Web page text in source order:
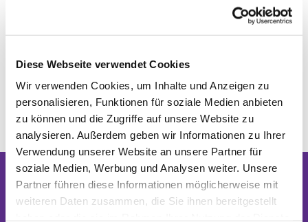
Diese Webseite verwendet Cookies
Wir verwenden Cookies, um Inhalte und Anzeigen zu
personalisieren, Funktionen für soziale Medien anbieten
zu können und die Zugriffe auf unsere Website zu
analysieren. Außerdem geben wir Informationen zu Ihrer
Verwendung unserer Website an unsere Partner für
soziale Medien, Werbung und Analysen weiter. Unsere
Partner führen diese Informationen möglicherweise mit
weiteren Daten zusammen, die Sie ihnen bereitgestellt
Dies könnte Sie auch interessieren